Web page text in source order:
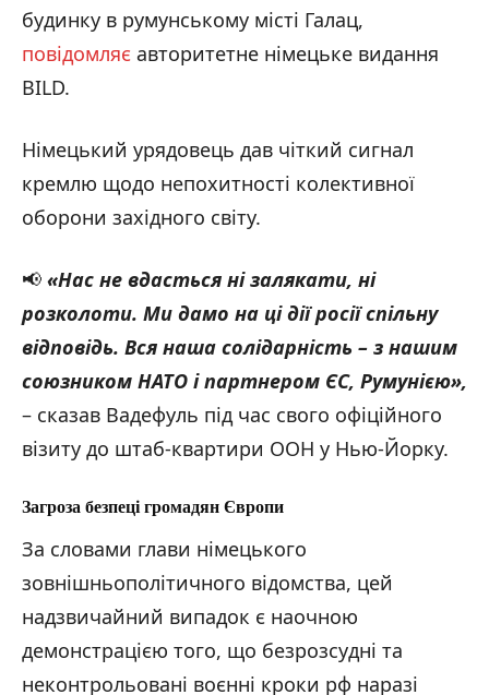
будинку в румунському місті Галац,
повідомляє авторитетне німецьке видання
BILD.
Німецький урядовець дав чіткий сигнал
кремлю щодо непохитності колективної
оборони західного світу.
📢 «Нас не вдасться ні залякати, ні
розколоти. Ми дамо на ці діїросії спільну
відповідь. Вся наша солідарність – з нашим
союзником НАТО і партнером ЄС, Румунією»,
– сказав Вадефуль під час свого офіційного
візиту до штаб-квартири ООН у Нью-Йорку.
Загроза безпеці громадян Європи
За словами глави німецького
зовнішньополітичного відомства, цей
надзвичайний випадок є наочною
демонстрацією того, що безрозсудні та
неконтрольовані воєнні кроки рф наразі